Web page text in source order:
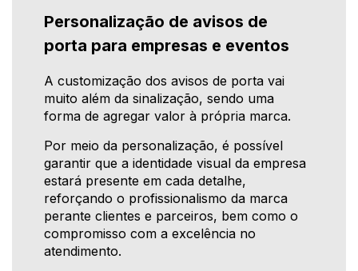
Personalização de avisos de
porta para empresas e eventos
A customização dos avisos de porta vai
muito além da sinalização, sendo uma
forma de agregar valor à própria marca.
Por meio da personalização, é possível
garantir que a identidade visual da empresa
estará presente em cada detalhe,
reforçando o profissionalismo da marca
perante clientes e parceiros, bem como o
compromisso com a excelência no
atendimento.